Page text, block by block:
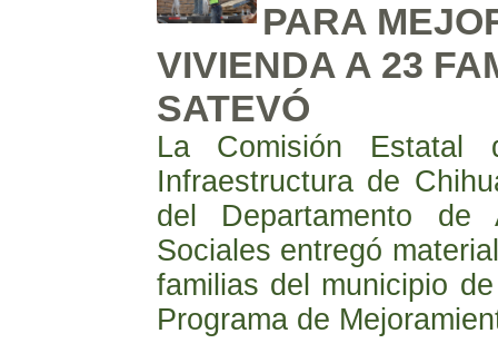
PARA
VIVIENDA A 23
SATEVÓ
La Comisión Estatal
Infraestructura de
del Departamento de
Sociales entregó
familias del municipio
Programa de